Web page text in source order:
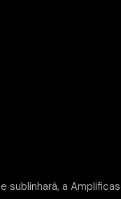
sublinhará, a